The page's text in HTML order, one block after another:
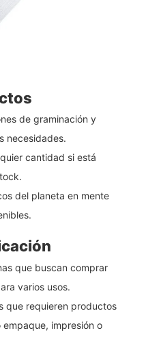
de graminación y
necesidades.
cantidad si está
del planeta en mente
que buscan comprar
varios usos.
que requieren productos
impresión o